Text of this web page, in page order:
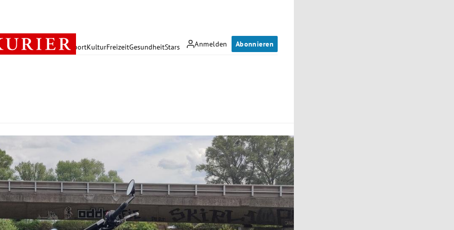
Anmelden Abonnieren
PolitikWirtschaft SportKulturFreizeitGesundheitStars